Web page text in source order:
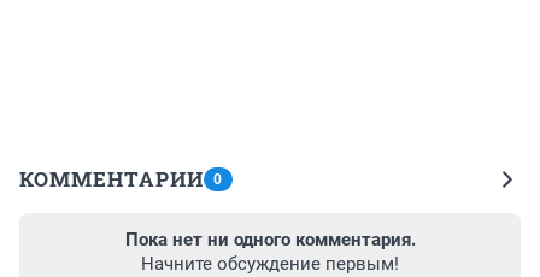
КОММЕНТАРИИ 0
Пока нет ни одного комментария.
Начните обсуждение первым!